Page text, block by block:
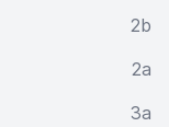
2b
2a
3a